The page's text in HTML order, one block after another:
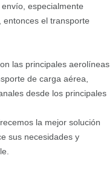
especialmente
el transporte
las principales aerolíneas
de carga aérea,
desde los principales
la mejor solución
sus necesidades y